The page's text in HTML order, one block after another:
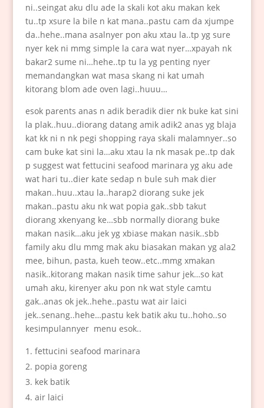
ni..seingat aku dlu ade la skali kot aku makan kek
tu..tp xsure la bile n kat mana..pastu cam da xjumpe
da..hehe..mana asalnyer pon aku xtau la..tp yg sure
nyer kek ni mmg simple la cara wat nyer…xpayah nk
bakar2 sume ni…hehe..tp tu la yg penting nyer
memandangkan wat masa skang ni kat umah
kitorang blom ade oven lagi..huuu…
esok parents anas n adik beradik dier nk buke kat sini
la plak..huu..diorang datang amik adik2 anas yg blaja
kat kk ni n nk pegi shopping raya skali malamnyer..so
cam buke kat sini la…aku xtau la nk masak pe..tp dak
p suggest wat fettucini seafood marinara yg aku ade
wat hari tu..dier kate sedap n bule suh mak dier
makan..huu..xtau la..harap2 diorang suke jek
makan..pastu aku nk wat popia gak..sbb takut
diorang xkenyang ke…sbb normally diorang buke
makan nasik…aku jek yg xbiase makan nasik..sbb
family aku dlu mmg mak aku biasakan makan yg ala2
mee, bihun, pasta, kueh teow..etc..mmg xmakan
nasik..kitorang makan nasik time sahur jek…so kat
umah aku, kirenyer aku pon nk wat style camtu
gak..anas ok jek..hehe..pastu wat air laici
jek..senang..hehe…pastu kek batik aku tu..hoho..so
kesimpulannyer menu esok..
fettucini seafood marinara
popia goreng
kek batik
air laici